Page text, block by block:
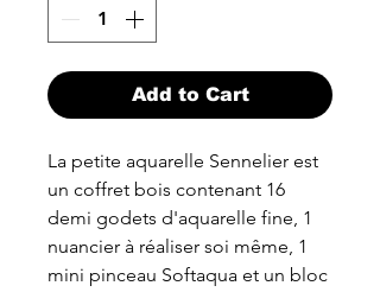
Add to Cart
La petite aquarelle Sennelier est
un coffret bois contenant 16
demi godets d'aquarelle fine, 1
nuancier à réaliser soi même, 1
mini pinceau Softaqua et un bloc